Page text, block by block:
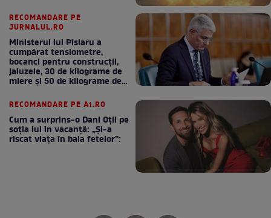
RECOMANDARE PE
JURNALUL.RO
Ministerul lui Pîslaru a
cumpărat tensiometre,
bocanci pentru construcții,
jaluzele, 30 de kilograme de
miere și 50 de kilograme de
RECOMANDARE PE A1.RO
Cum a surprins-o Dani Oțil pe
soția lui în vacanță: „Și-a
riscat viața în baia fetelor”: